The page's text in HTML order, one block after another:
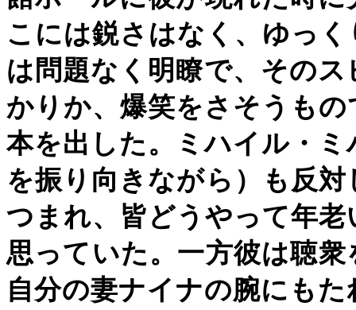
こには鋭さはなく、ゆっ
は問題なく明瞭で、その
かりか、爆笑をさそうも
本を出した。ミハイル・
を振り向きながら）も反
つまれ、皆どうやって年
思っていた。一方彼は聴
自分の妻ナイナの腕にも